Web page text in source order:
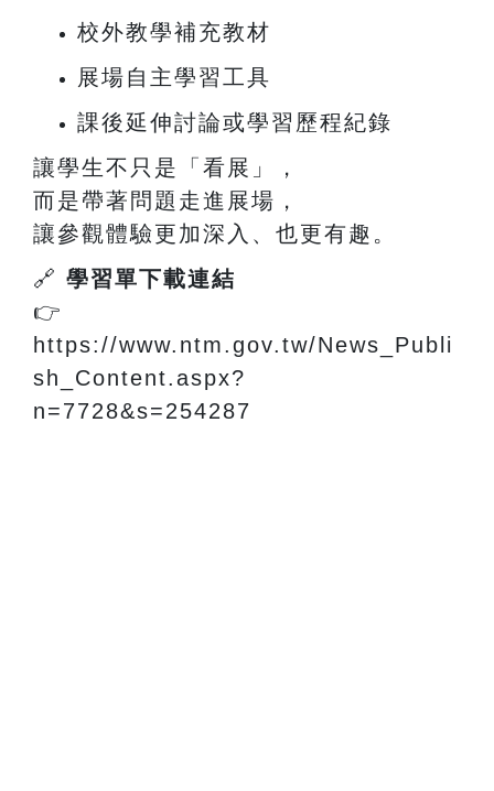
校外教學補充教材
展場自主學習工具
課後延伸討論或學習歷程紀錄
讓學生不只是「看展」，
而是帶著問題走進展場，
讓參觀體驗更加深入、也更有趣。
🔗 學習單下載連結
👉
https://www.ntm.gov.tw/News_Publi
sh_Content.aspx?
n=7728&s=254287